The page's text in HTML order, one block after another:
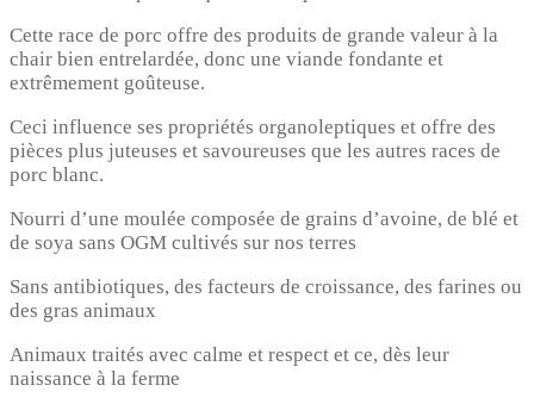
Cette race de porc offre des produits de grande valeur à la
chair bien entrelardée, donc une viande fondante et
extrêmement goûteuse.
Ceci influence ses propriétés organoleptiques et offre des
pièces plus juteuses et savoureuses que les autres races de
porc blanc.
Nourri d’une moulée composée de grains d’avoine, de blé et
de soya sans OGM cultivés sur nos terres
Sans antibiotiques, des facteurs de croissance, des farines ou
des gras animaux
Animaux traités avec calme et respect et ce, dès leur
naissance à la ferme